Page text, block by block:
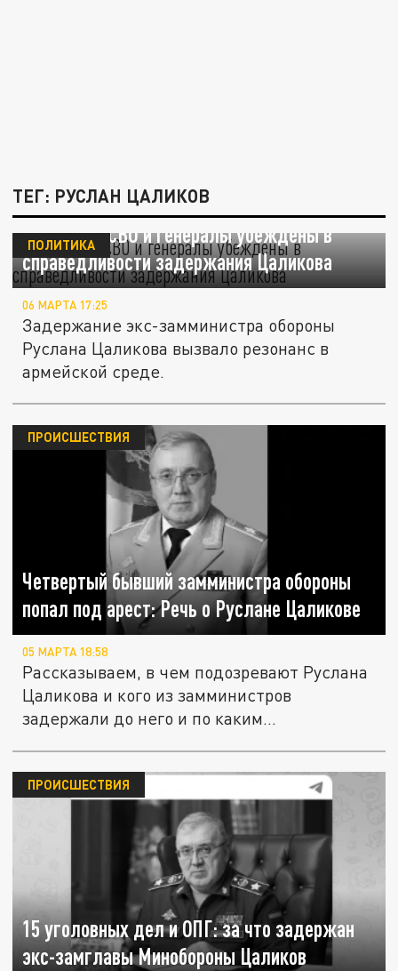
ТЕГ: РУСЛАН ЦАЛИКОВ
ЦГ: Бойцы СВО и генералы убеждены в
справедливости задержания Цаликова
ПОЛИТИКА
06 МАРТА 17:25
Задержание экс-замминистра обороны
Руслана Цаликова вызвало резонанс в
армейской среде.
Четвертый бывший замминистра обороны
попал под арест: Речь о Руслане Цаликове
ПРОИСШЕСТВИЯ
05 МАРТА 18:58
Рассказываем, в чем подозревают Руслана
Цаликова и кого из замминистров
задержали до него и по каким...
15 уголовных дел и ОПГ: за что задержан
экс-замглавы Минобороны Цаликов
ПРОИСШЕСТВИЯ